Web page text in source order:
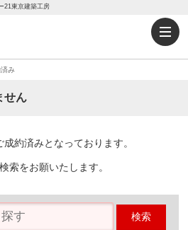
21東京建築工房
済み
せん
約済みとなっております。
索をお願いたします。
検索